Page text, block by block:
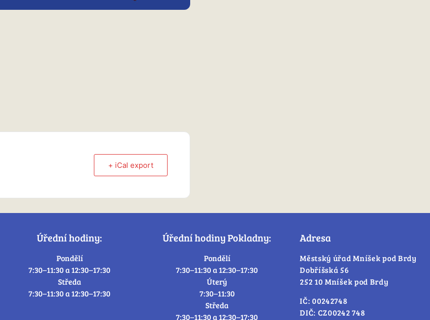
+ iCal export
Úřední hodiny:
Pondělí
7:30–11:30 a 12:30–17:30
Středa
7:30–11:30 a 12:30–17:30
Úřední hodiny Pokladny:
Pondělí
7:30–11:30 a 12:30–17:30
Úterý
7:30–11:30
Středa
7:30–11:30 a 12:30–17:30
Adresa
Městský úřad Mníšek pod Brdy
Dobříšská 56
252 10 Mníšek pod Brdy
IČ: 00242748
DIČ: CZ00242 748